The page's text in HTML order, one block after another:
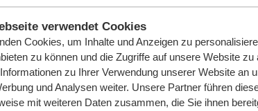
verwendet Cookies
Cookies, um Inhalte und Anzeigen zu
zu können und die Zugriffe auf unsere Website
zu Ihrer Verwendung unserer Website an
und Analysen weiter. Unsere Partner führen
mit weiteren Daten zusammen, die Sie ihnen